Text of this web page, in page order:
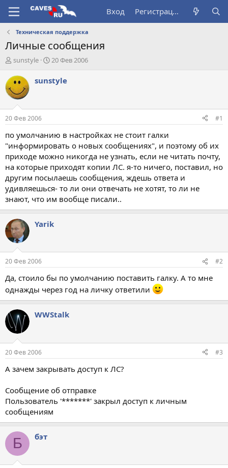
Вход Регистрация
Техническая поддержка
Личные сообщения
А
т
о
р
т
е
м
ы
sunstyle
Д
т
а
л
20 Фев 2006
sunstyle
20 Фев 2006 #1
по умолчанию в настройках не стоит галки
"информировать о новых сообщениях", и поэтому об их
приходе можно никогда не узнать, если не читать почту,
на которые приходят копии ЛС. я-то ничего, поставил, но
другим посылаешь сообщения, ждешь ответа и
удивляешься- то ли они отвечать не хотят, то ли не
знают, что им вообще писали..
Yarik
20 Фев 2006 #2
Да, стоило бы по умолчанию поставить галку. А то мне
однажды через год на личку ответили
WWStalk
20 Фев 2006 #3
А зачем закрывать доступ к ЛС?
Сообщение об отправке
Пользователь '*******' закрыл доступ к личным
сообщениям
Б бэт